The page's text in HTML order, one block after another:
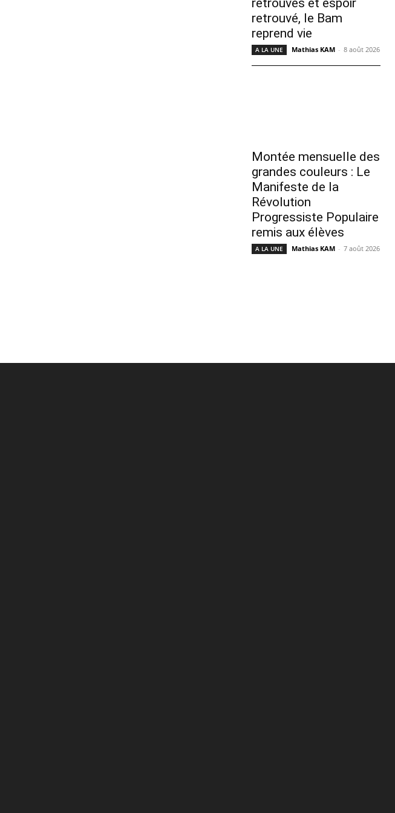
retrouvés et espoir
retrouvé, le Bam
reprend vie
A LA UNE Mathias KAM - 8 août 2026
Montée mensuelle des
grandes couleurs : Le
Manifeste de la
Révolution
Progressiste Populaire
remis aux élèves
A LA UNE Mathias KAM - 7 août 2026